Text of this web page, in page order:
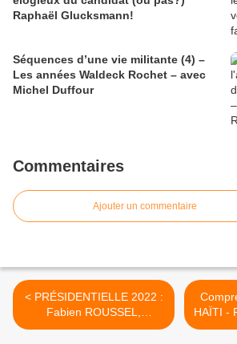
Raphaël Glucksmann!
Séquences d’une vie militante (4) –
Les années Waldeck Rochet – avec
Michel Duffour
Commentaires
Ajouter un commentaire
< PRÉSIDENTIELLE 2022 :
Fabien ROUSSEL,
secrétaire national du PCF,